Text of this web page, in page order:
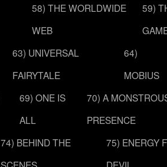
58) THE WORLDWIDE
WEB
59)
63) UNIVERSAL
FAIRYTALE
64)
MOBIUS
69) ONE IS
ALL
70) A
PRESENCE
74) BEHIND THE
75) ENERGY